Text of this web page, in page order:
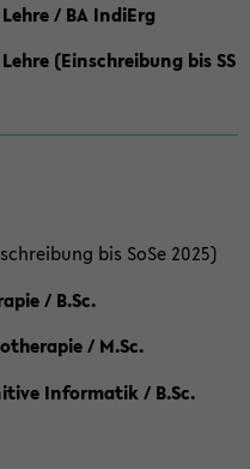
/ BA IndiErg
(Einschreibung bis SS
bis SoSe 2025)
/ B.Sc.
/ M.Sc.
Informatik / B.Sc.